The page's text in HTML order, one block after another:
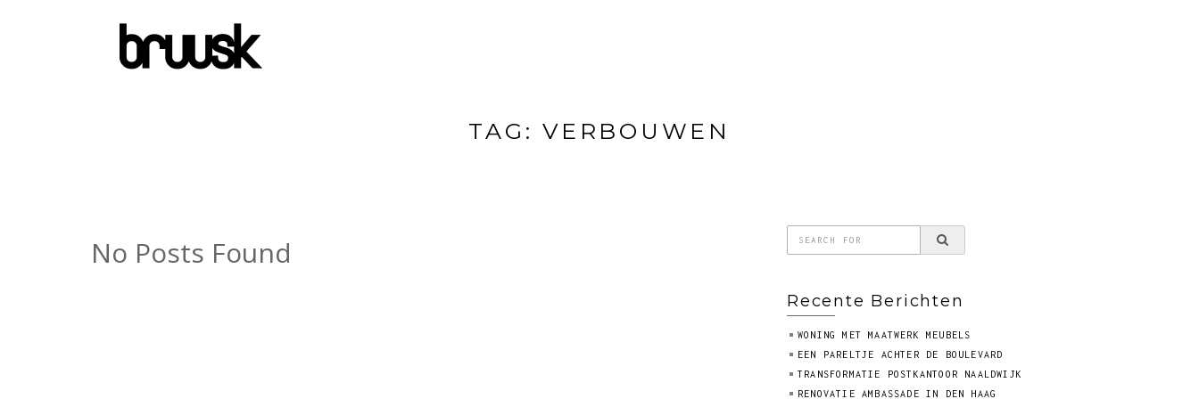
TAG: VERBOUWEN
No Posts Found
Recente Berichten
WONING MET MAATWERK MEUBELS
EEN PARELTJE ACHTER DE BOULEVARD
TRANSFORMATIE POSTKANTOOR NAALDWIJK
RENOVATIE AMBASSADE IN DEN HAAG